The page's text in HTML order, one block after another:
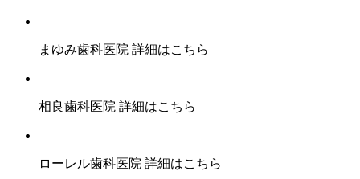
まゆみ歯科医院 詳細はこちら
相良歯科医院 詳細はこちら
ローレル歯科医院 詳細はこちら